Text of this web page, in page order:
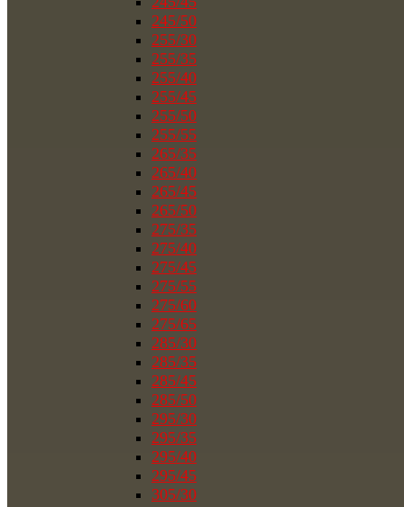
245/50
255/30
255/35
255/40
255/45
255/50
255/55
265/35
265/40
265/45
265/50
275/35
275/40
275/45
275/55
275/60
275/65
285/30
285/35
285/45
285/50
295/30
295/35
295/40
295/45
305/30